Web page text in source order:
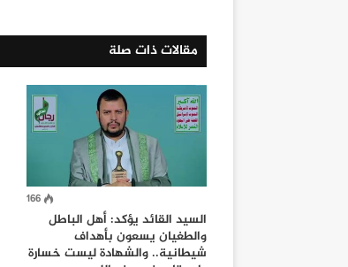
مقالات ذات صلة
166
السيد القائد يؤكد: أهل الباطل
والطغيان يسعون بأهداف
شيطانية.. والشهادة ليست خسارة